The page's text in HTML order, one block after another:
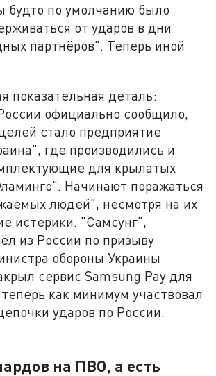
будто по умолчанию было
от ударов в дни
партнёров". Теперь иной
показательная деталь:
официально сообщило,
стало предприятие
где производились и
для крылатых
Начинают поражаться
людей", несмотря на их
истерики. "Самсунг",
из России по призыву
обороны Украины
сервис Samsung Pay для
как минимум участвовал
ударов по России.
на ПВО, а есть